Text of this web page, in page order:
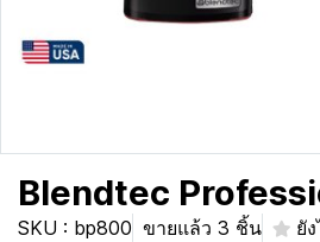
Blendtec
SKU : bp800 ขายแล้ว 3 ชิ้น
ยั